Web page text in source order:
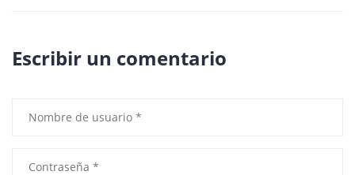
Escribir un comentario